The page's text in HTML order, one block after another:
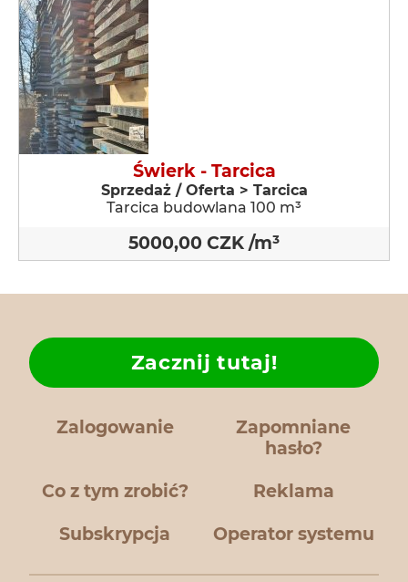
Świerk - Tarcica
Sprzedaż / Oferta > Tarcica
Tarcica budowlana 100 m³
5000,00 CZK /m³
Zalogowanie
Zapomniane
hasło?
Co z tym zrobić?
Zacznij tutaj!
Reklama
Subskrypcja Operator systemu